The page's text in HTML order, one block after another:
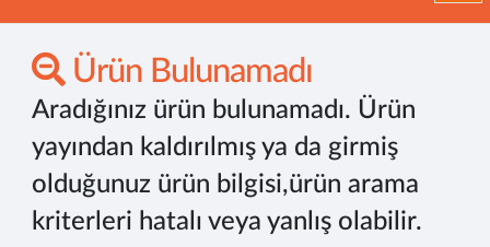
Ürün Bulunamadı
Aradığınız ürün bulunamadı. Ürün
yayından kaldırılmış ya da girmiş
olduğunuz ürün bilgisi,ürün arama
kriterleri hatalı veya yanlış olabilir.